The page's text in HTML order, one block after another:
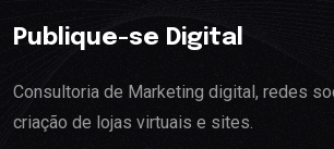
Publique-se Digital
Consultoria de Marketing digital, redes
criação de lojas virtuais e sites.